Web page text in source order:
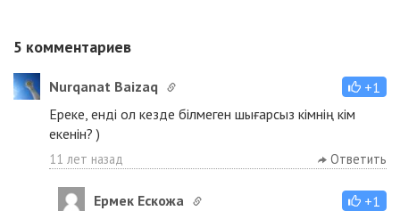
5 комментариев
Nurqanat Baizaq
+1
Ереке, енді ол кезде білмеген шығарсыз кімнің кім
екенін? )
11 лет назад Ответить
Ермек Ескожа
+1